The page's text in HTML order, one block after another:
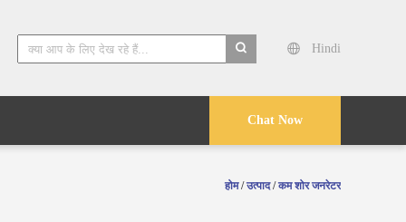
Hindi
Chat Now
होम /उत्पाद/कम शोर जनरेटर